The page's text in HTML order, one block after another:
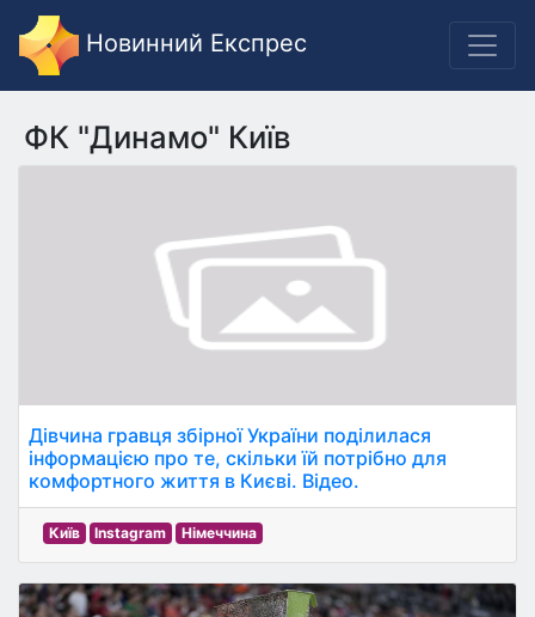
Новинний Експрес
ФК "Динамо" Київ
Дівчина гравця збірної України поділилася
інформацією про те, скільки їй потрібно для
комфортного життя в Києві. Відео.
Київ Instagram Німеччина